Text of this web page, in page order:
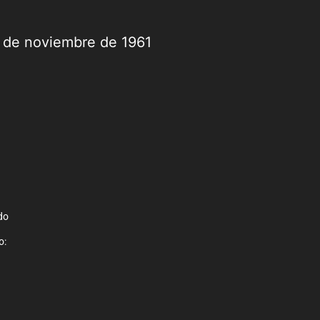
noviembre de 1961